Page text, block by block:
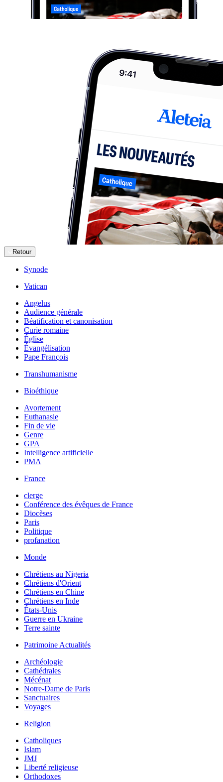
Retour
Synode
Vatican
Angelus
Audience générale
Béatification et canonisation
Curie romaine
Église
Évangélisation
Pape François
Transhumanisme
Bioéthique
Avortement
Euthanasie
Fin de vie
Genre
GPA
Intelligence artificielle
PMA
France
clerge
Conférence des évêques de France
Diocèses
Paris
Politique
profanation
Monde
Chrétiens au Nigeria
Chrétiens d'Orient
Chrétiens en Chine
Chrétiens en Inde
États-Unis
Guerre en Ukraine
Terre sainte
Patrimoine Actualités
Archéologie
Cathédrales
Mécénat
Notre-Dame de Paris
Sanctuaires
Voyages
Religion
Catholiques
Islam
JMJ
Liberté religieuse
Orthodoxes